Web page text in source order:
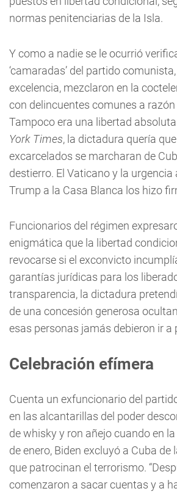
normas penitenciarias de la Isla.
Y como a nadie se le ocurrió
‘camaradas’ del partido
excelencia, mezclaron en la
con delincuentes comunes a
Tampoco era una libertad
York Times, la dictadura quería
excarcelados se marcharan de
destierro. El Vaticano y la urgencia
Trump a la Casa Blanca los hizo
Funcionarios del régimen
enigmática que la libertad
revocarse si el exconvicto
garantías jurídicas para los
transparencia, la dictadura
de una concesión generosa
esas personas jamás debieron ir a
Celebración efímera
Cuenta un exfuncionario del
en las alcantarillas del poder
de whisky y ron añejo cuando en
de enero, Biden excluyó a Cuba de
que patrocinan el terrorismo.
comenzaron a sacar cuentas y a